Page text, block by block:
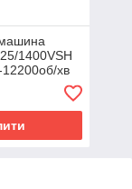
1400VSH
хв